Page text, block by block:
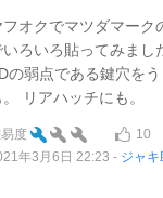
フオクでマツダマーク
いろいろ貼ってみまし
の弱点である鍵穴を
リアハッチにも。
度 10
年3月6日 22:23
ジャキ